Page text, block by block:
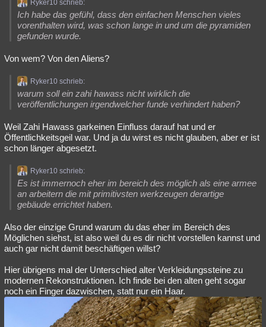
Ryker10 schrieb:
Ich habe das gefühl, dass den einfachen Menschen vieles
vorenthalten wird, was schon lange in und um die pyramiden
gefunden wurde.
Von wem? Von den Aliens?
Ryker10 schrieb:
warum soll ein zahi hawass nicht wirklich die
veröffentlichungen irgendwelcher funde verhindert haben?
Weil Zahi Hawass garkeinen Einfluss darauf hat und er
Öffentlichkeitsgeil war. Und ja du wirst es nicht glauben, aber er ist
schon länger abgesetzt.
Ryker10 schrieb:
Es ist immernoch eher im bereich des möglich als eine armee
an arbeitern die mit primitivsten werkzeugen derartige
gebäude errichtet haben.
Also der einzige Grund warum du das eher im Bereich des
Möglichen siehst, ist also weil du es dir nicht vorstellen kannst und
auch gar nicht damit beschäftigen willst?
Hier übrigens mal der Unterschied alter Verkleidungssteine zu
modernen Rekonstruktionen. Ich finde bei den alten geht sogar
noch ein Finger dazwischen, statt nur ein Haar.